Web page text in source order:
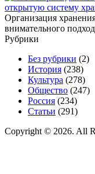
Организация
внимательного
Рубрики
Без рубрики (2)
История (238)
Культура (278)
Общество (247)
Россия (234)
Статьи (291)
Copyright © 2026. All